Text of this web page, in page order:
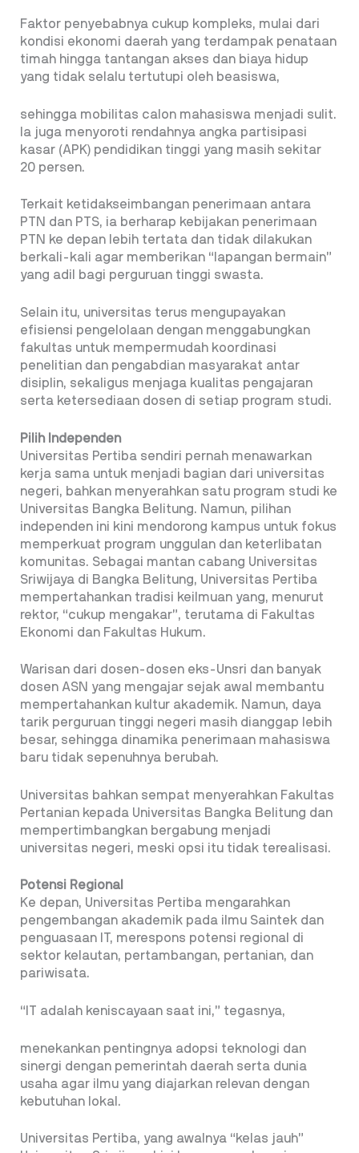
Faktor penyebabnya cukup kompleks, mulai dari
kondisi ekonomi daerah yang terdampak penataan
timah hingga tantangan akses dan biaya hidup
yang tidak selalu tertutupi oleh beasiswa,
sehingga mobilitas calon mahasiswa menjadi sulit.
Ia juga menyoroti rendahnya angka partisipasi
kasar (APK) pendidikan tinggi yang masih sekitar
20 persen.
Terkait ketidakseimbangan penerimaan antara
PTN dan PTS, ia berharap kebijakan penerimaan
PTN ke depan lebih tertata dan tidak dilakukan
berkali-kali agar memberikan “lapangan bermain”
yang adil bagi perguruan tinggi swasta.
Selain itu, universitas terus mengupayakan
efisiensi pengelolaan dengan menggabungkan
fakultas untuk mempermudah koordinasi
penelitian dan pengabdian masyarakat antar
disiplin, sekaligus menjaga kualitas pengajaran
serta ketersediaan dosen di setiap program studi.
Pilih Independen
Universitas Pertiba sendiri pernah menawarkan
kerja sama untuk menjadi bagian dari universitas
negeri, bahkan menyerahkan satu program studi ke
Universitas Bangka Belitung. Namun, pilihan
independen ini kini mendorong kampus untuk fokus
memperkuat program unggulan dan keterlibatan
komunitas. Sebagai mantan cabang Universitas
Sriwijaya di Bangka Belitung, Universitas Pertiba
mempertahankan tradisi keilmuan yang, menurut
rektor, “cukup mengakar”, terutama di Fakultas
Ekonomi dan Fakultas Hukum.
Warisan dari dosen-dosen eks-Unsri dan banyak
dosen ASN yang mengajar sejak awal membantu
mempertahankan kultur akademik. Namun, daya
tarik perguruan tinggi negeri masih dianggap lebih
besar, sehingga dinamika penerimaan mahasiswa
baru tidak sepenuhnya berubah.
Universitas bahkan sempat menyerahkan Fakultas
Pertanian kepada Universitas Bangka Belitung dan
mempertimbangkan bergabung menjadi
universitas negeri, meski opsi itu tidak terealisasi.
Potensi Regional
Ke depan, Universitas Pertiba mengarahkan
pengembangan akademik pada ilmu Saintek dan
penguasaan IT, merespons potensi regional di
sektor kelautan, pertambangan, pertanian, dan
pariwisata.
“IT adalah keniscayaan saat ini,” tegasnya,
menekankan pentingnya adopsi teknologi dan
sinergi dengan pemerintah daerah serta dunia
usaha agar ilmu yang diajarkan relevan dengan
kebutuhan lokal.
Universitas Pertiba, yang awalnya “kelas jauh”